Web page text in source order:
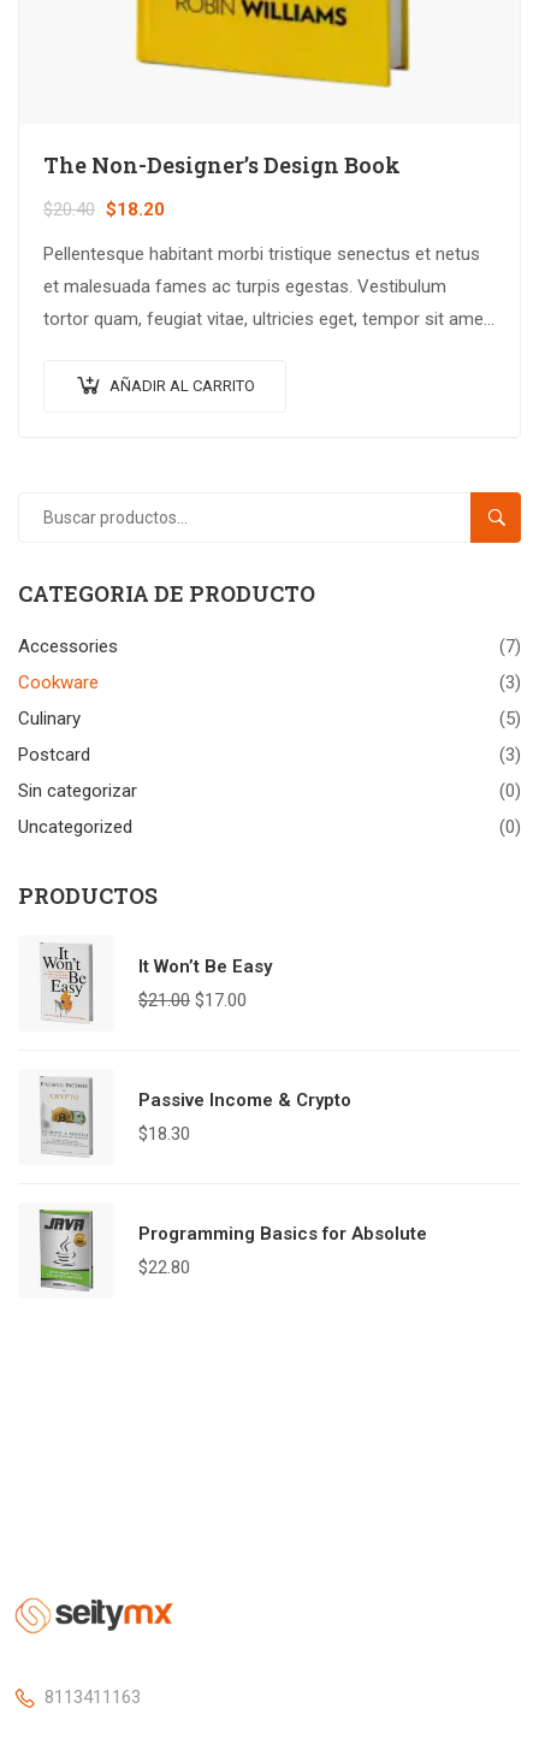
The Non-Designer’s Design Book
$20.40 $18.20
Pellentesque habitant morbi tristique senectus et netus
et malesuada fames ac turpis egestas. Vestibulum
tortor quam, feugiat vitae, ultricies eget, tempor sit amet,
AÑADIR AL CARRITO
CATEGORIA DE PRODUCTO
Accessories
(7)
Cookware
(3)
Culinary
(5)
Postcard
(3)
Sin categorizar
(0)
Uncategorized
(0)
PRODUCTOS
It Won’t Be Easy
$21.00 $17.00
Passive Income & Crypto
$18.30
Programming Basics for Absolute
$22.80
8113411163